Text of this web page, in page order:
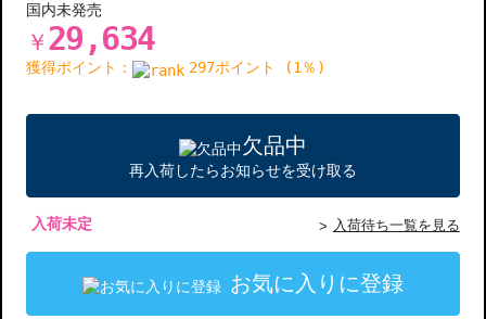
国内未発売
￥ 29,634
獲得ポイント： 297ポイント (1％)
欠品中
再入荷したらお知らせを受け取る
入荷未定 入荷待ち一覧を見る
お気に入りに登録